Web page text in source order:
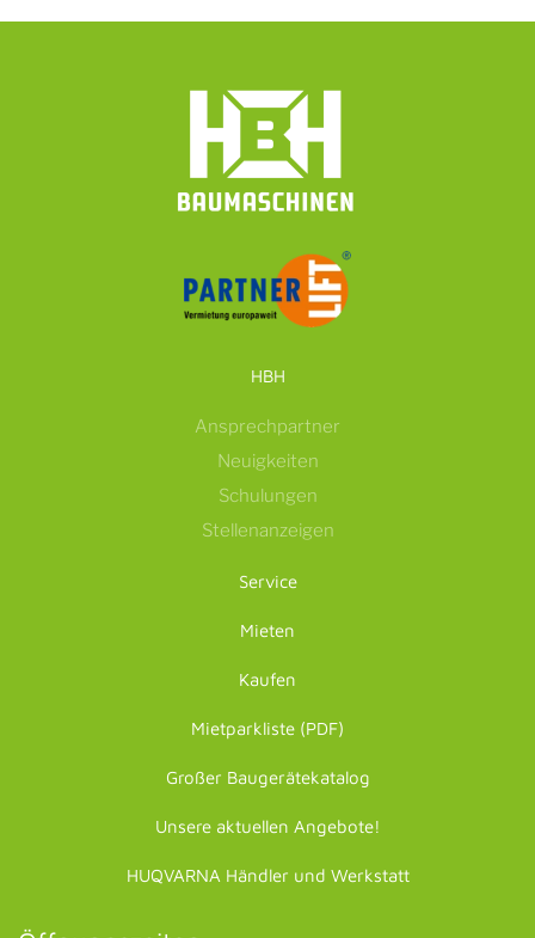
HBH
Ansprechpartner
Neuigkeiten
Schulungen
Stellenanzeigen
Service
Mieten
Kaufen
Mietparkliste (PDF)
Großer Baugerätekatalog
Unsere aktuellen Angebote!
HUQVARNA Händler und Werkstatt